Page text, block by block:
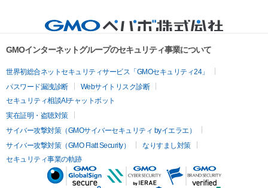
GMOインターネットグループのセキュリティ事業について
世界初総合ネットセキュリティサービス「GMOセキュリティ24」
パスワード漏洩診断
Webサイトリスク診断
セキュリティ相談AIチャットボット
実在証明・盗聴対策
サイバー攻撃対策（GMOサイバーセキュリティ byイエラエ）
サイバー攻撃対策（GMO Flatt Security）
なりすまし対策
セキュリティ事業の軌跡